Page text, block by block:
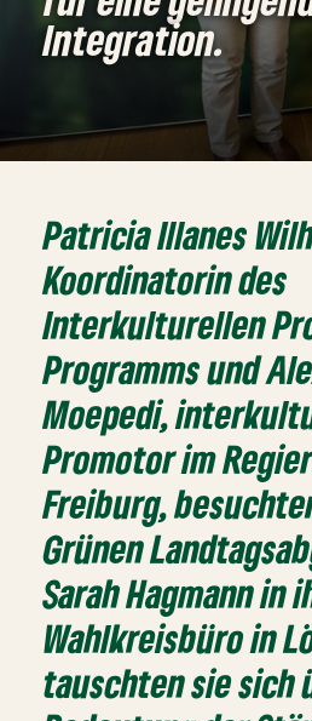
Integration.
Patricia Illanes
Koordinatorin des
Interkulturellen
Programms und
Moepedi,
Promotor im
Freiburg,
Grünen
Sarah Hagmann in
Wahlkreisbüro in
tauschten sie sich